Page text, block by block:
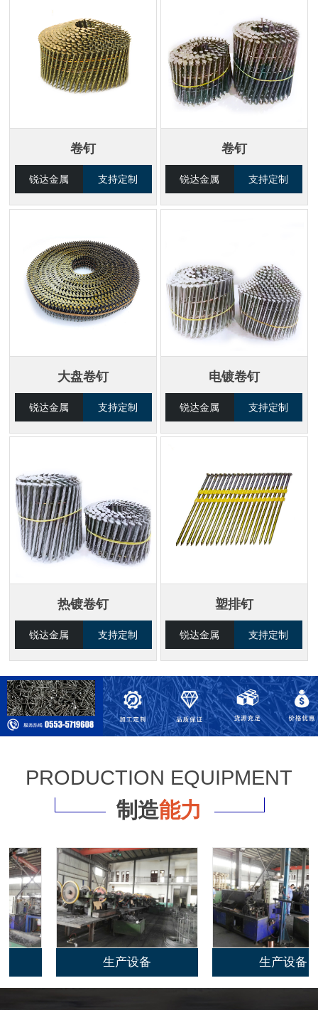
卷钉
锐达金属 支持定制
卷钉
锐达金属 支持定制
大盘卷钉
锐达金属 支持定制
电镀卷钉
锐达金属 支持定制
热镀卷钉
锐达金属 支持定制
塑排钉
锐达金属 支持定制
PRODUCTION EQUIPMENT
制造能力
生产设备 生产设备